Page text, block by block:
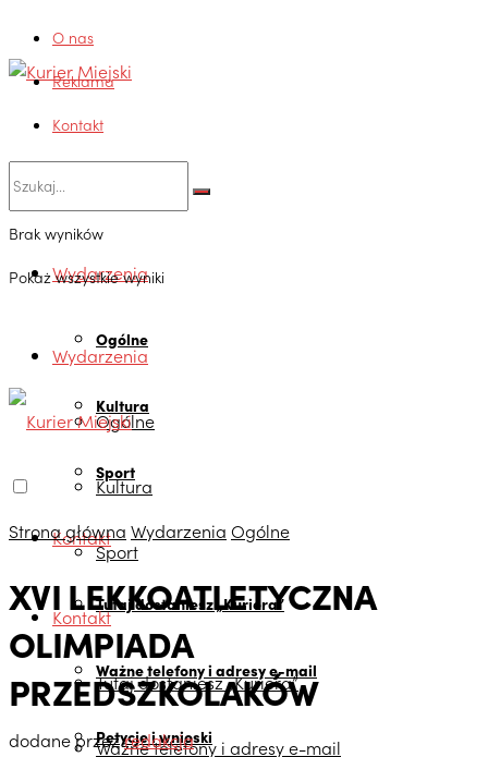
O nas
Reklama
Kontakt
Brak wyników
Pokaż wszystkie wyniki
Wydarzenia
Ogólne
Kultura
Sport
Kontakt
Tutaj dostaniesz „Kuriera”
Ważne telefony i adresy e-mail
Petycje i wnioski
Wydarzenia
Ogólne
Kultura
Sport
Kontakt
Tutaj dostaniesz „Kuriera”
Ważne telefony i adresy e-mail
Strona główna Wydarzenia Ogólne
XVI LEKKOATLETYCZNA
OLIMPIADA
PRZEDSZKOLAKÓW
dodane przezredakcja